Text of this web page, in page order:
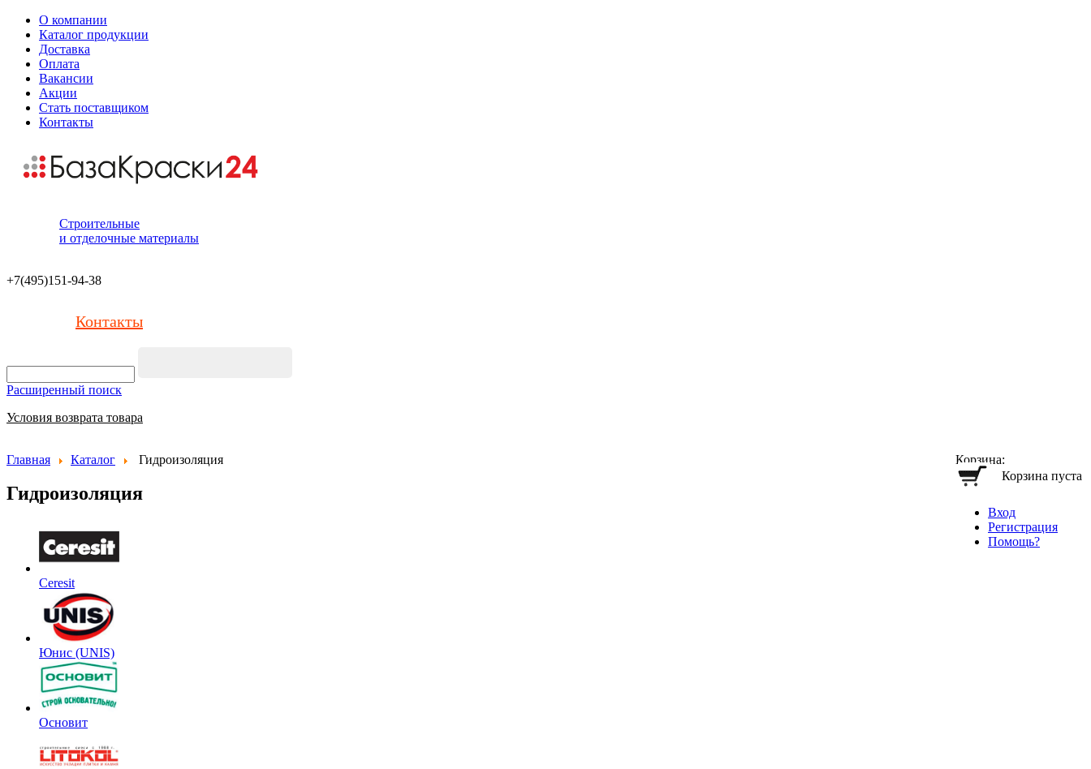
О компании
Каталог продукции
Доставка
Оплата
Вакансии
Акции
Стать поставщиком
Контакты
Строительные
и отделочные материалы
+7(495)151-94-38
Контакты
Расширенный поиск
Условия возврата товара
Корзина:
Корзина пуста
Вход
Регистрация
Помощь?
Главная Каталог Гидроизоляция
Гидроизоляция
Ceresit
Юнис (UNIS)
Основит